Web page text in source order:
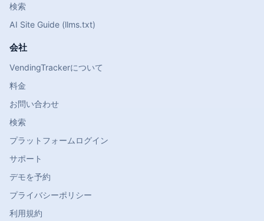
検索
AI Site Guide (llms.txt)
会社
VendingTrackerについて
料金
お問い合わせ
検索
プラットフォームログイン
サポート
デモを予約
プライバシーポリシー
利用規約